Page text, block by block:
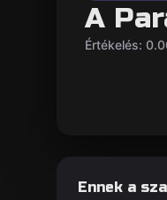
A
Értékelés:
Ennek a